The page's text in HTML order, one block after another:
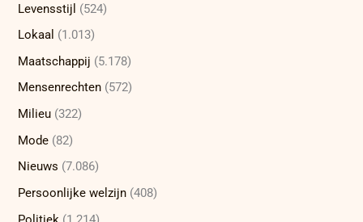
Levensstijl (524)
Lokaal (1.013)
Maatschappij (5.178)
Mensenrechten (572)
Milieu (322)
Mode (82)
Nieuws (7.086)
Persoonlijke welzijn (408)